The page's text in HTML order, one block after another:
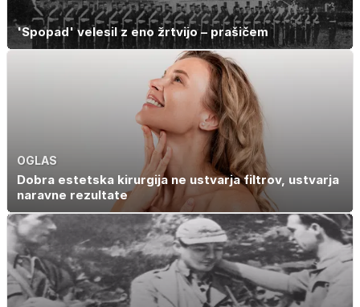
'Spopad' velesil z eno žrtvijo – prašičem
OGLAS
Dobra estetska kirurgija ne ustvarja filtrov, ustvarja
naravne rezultate